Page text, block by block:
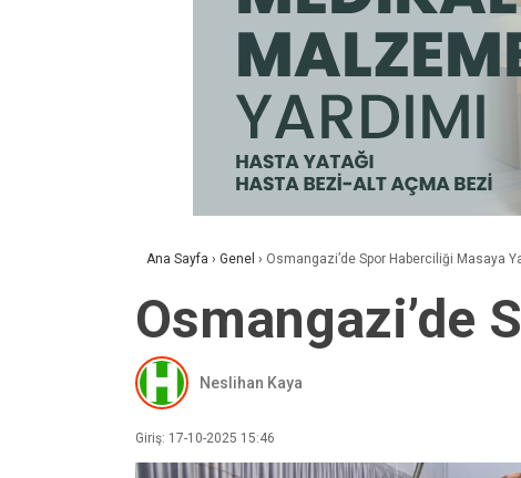
Ana Sayfa › Genel › Osmangazi’de Spor Haberciliği Masaya
Osmangazi’de
Neslihan Kaya
Giriş: 17-10-2025 15:46